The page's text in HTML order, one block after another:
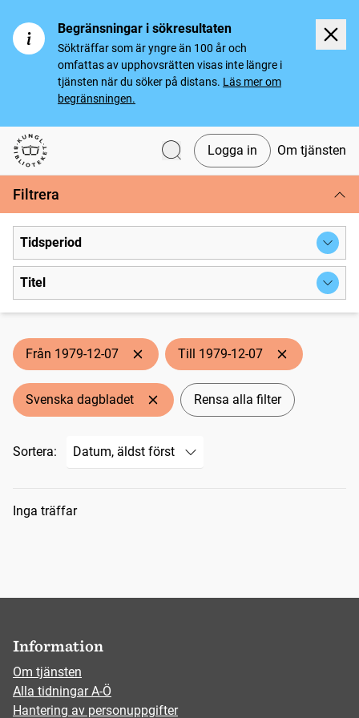
Begränsningar i sökresultaten
Sökträffar som är yngre än 100 år och
omfattas av upphovsrätten visas inte längre i
tjänsten när du söker på distans. Läs mer om
begränsningen.
Svenska tidningar
Logga in Om tjänsten
Filtrera
Tidsperiod
Titel
Från 1979-12-07 Till 1979-12-07
Svenska dagbladet Rensa alla filter
Sortera:
Sökresultat
Inga träffar
Information
Om tjänsten
Alla tidningar A-Ö
Hantering av personuppgifter